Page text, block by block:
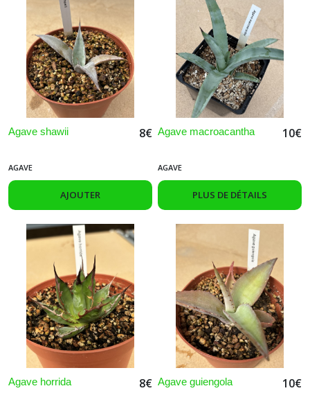
Agave shawii 8€
AGAVE
AJOUTER
Agave macroacantha 10€
AGAVE
PLUS DE DÉTAILS
Agave horrida 8€ Agave guiengola 10€